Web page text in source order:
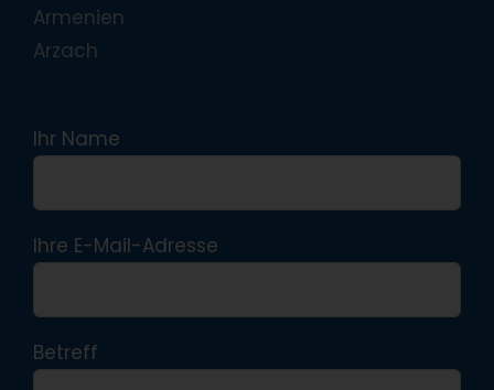
Armenien
Arzach
Ihr Name
Ihre E-Mail-Adresse
Betreff